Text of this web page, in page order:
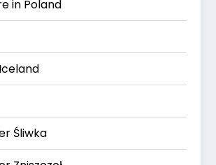
in Poland
Śliwka